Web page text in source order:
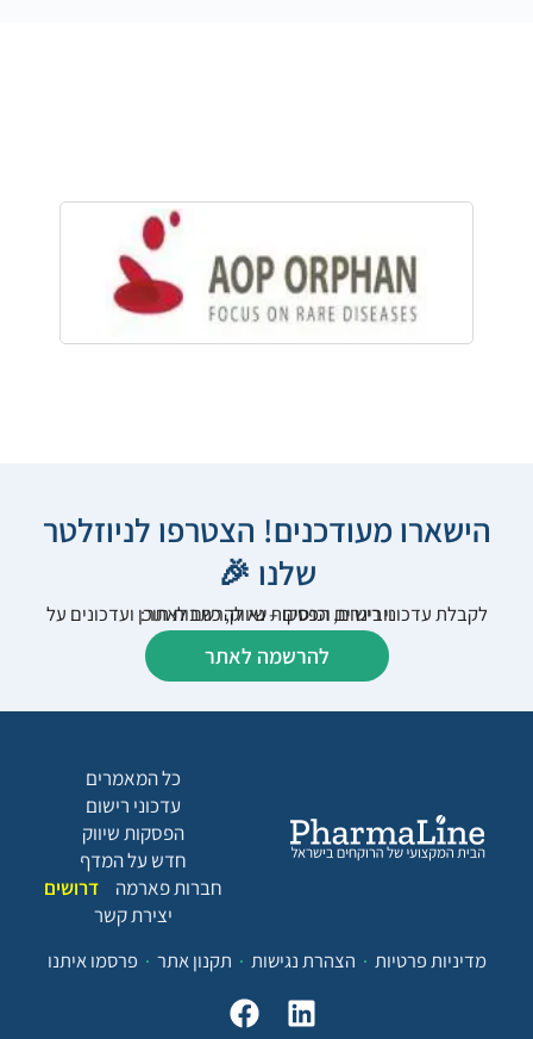
הישארו מעודכנים! הצטרפו לניוזלטר
שלנו 🎉
לקבלת עדכוני רישום, הפסקות שיווק, כתבות תוכן ועדכונים על וובינרים וכנסים – נא להרשם לאתר:
להרשמה לאתר
כל המאמרים
עדכוני רישום
הפסקות שיווק
חדש על המדף
חברות פארמה
דרושים
יצירת קשר
מדיניות פרטיות
הצהרת נגישות תקנון אתר פרסמו איתנו